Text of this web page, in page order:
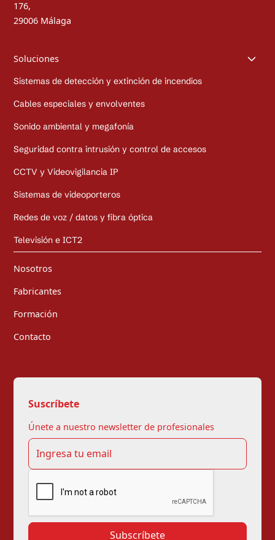
176,
29006 Málaga
Nosotros
Fabricantes
Formación
Contacto
Soluciones
Sistemas de detección y extinción de incendios
Cables especiales y envolventes
Sonido ambiental y megafonía
Seguridad contra intrusión y control de accesos
CCTV y Videovigilancia IP
Sistemas de videoporteros
Redes de voz / datos y fibra óptica
Televisión e ICT2
Suscríbete
Únete a nuestro newsletter de profesionales